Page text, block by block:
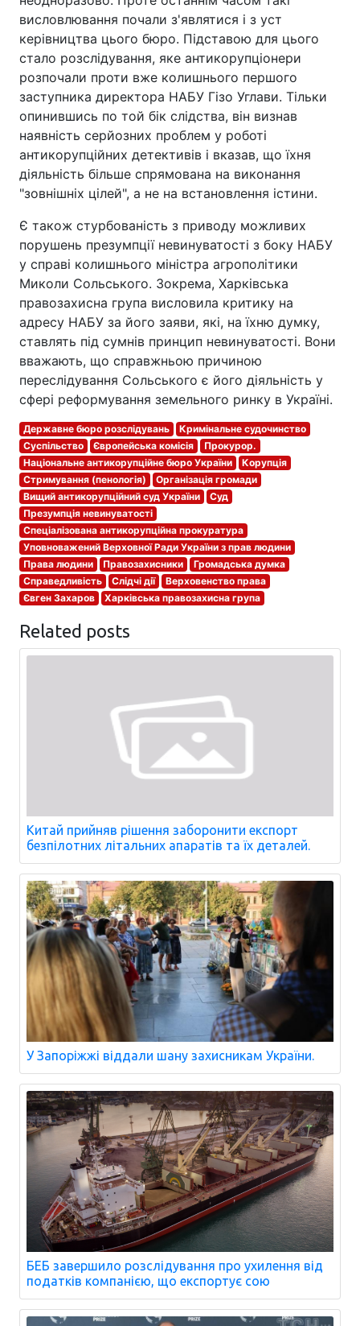
висловлювання почали з'являтися і з уст
керівництва цього бюро. Підставою для цього
стало розслідування, яке антикорупціонери
розпочали проти вже колишнього першого
заступника директора НАБУ Гізо Углави. Тільки
опинившись по той бік слідства, він визнав
наявність серйозних проблем у роботі
антикорупційних детективів і вказав, що їхня
діяльність більше спрямована на виконання
"зовнішніх цілей", а не на встановлення істини.
Є також стурбованість з приводу можливих
порушень презумпції невинуватості з боку НАБУ
у справі колишнього міністра агрополітики
Миколи Сольського. Зокрема, Харківська
правозахисна група висловила критику на
адресу НАБУ за його заяви, які, на їхню думку,
ставлять під сумнів принцип невинуватості. Вони
вважають, що справжньою причиною
переслідування Сольського є його діяльність у
сфері реформування земельного ринку в Україні.
Державне бюро розслідувань
Кримінальне судочинство
Суспільство
Європейська комісія
Прокурор.
Національне антикорупційне бюро України
Корупція
Стримування (пенологія)
Організація громади
Вищий антикорупційний суд України
Суд
Презумпція невинуватості
Спеціалізована антикорупційна прокуратура
Уповноважений Верховної Ради України з прав людини
Права людини
Правозахисники
Громадська думка
Справедливість
Слідчі дії
Верховенство права
Євген Захаров
Харківська правозахисна група
Related posts
Китай прийняв рішення заборонити експорт
безпілотних літальних апаратів та їх деталей.
У Запоріжжі віддали шану захисникам України.
БЕБ завершило розслідування про ухилення від
податків компанією, що експортує сою